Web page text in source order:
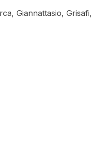
Giannattasio, Grisafi,